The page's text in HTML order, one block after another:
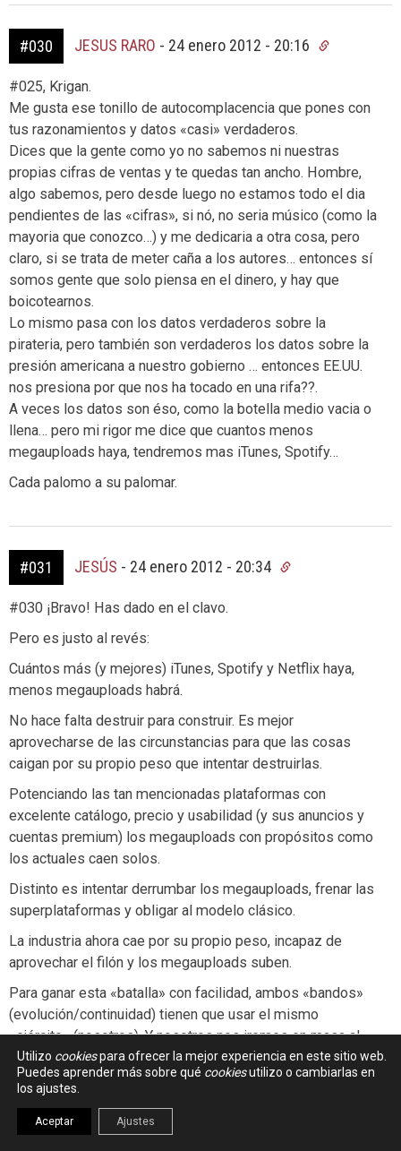
#030 JESUS RARO - 24 enero 2012 - 20:16
#025, Krigan.
Me gusta ese tonillo de autocomplacencia que pones con
tus razonamientos y datos «casi» verdaderos.
Dices que la gente como yo no sabemos ni nuestras
propias cifras de ventas y te quedas tan ancho. Hombre,
algo sabemos, pero desde luego no estamos todo el dia
pendientes de las «cifras», si nó, no seria músico (como la
mayoria que conozco…) y me dedicaria a otra cosa, pero
claro, si se trata de meter caña a los autores… entonces sí
somos gente que solo piensa en el dinero, y hay que
boicotearnos.
Lo mismo pasa con los datos verdaderos sobre la
pirateria, pero también son verdaderos los datos sobre la
presión americana a nuestro gobierno … entonces EE.UU.
nos presiona por que nos ha tocado en una rifa??.
A veces los datos son éso, como la botella medio vacia o
llena… pero mi rigor me dice que cuantos menos
megauploads haya, tendremos mas iTunes, Spotify…
Cada palomo a su palomar.
#031 JESÚS - 24 enero 2012 - 20:34
#030 ¡Bravo! Has dado en el clavo.
Pero es justo al revés:
Cuántos más (y mejores) iTunes, Spotify y Netflix haya,
menos megauploads habrá.
No hace falta destruir para construir. Es mejor
aprovecharse de las circunstancias para que las cosas
caigan por su propio peso que intentar destruirlas.
Potenciando las tan mencionadas plataformas con
excelente catálogo, precio y usabilidad (y sus anuncios y
cuentas premium) los megauploads con propósitos como
los actuales caen solos.
Distinto es intentar derrumbar los megauploads, frenar las
superplataformas y obligar al modelo clásico.
La industria ahora cae por su propio peso, incapaz de
aprovechar el filón y los megauploads suben.
Para ganar esta «batalla» con facilidad, ambos «bandos»
(evolución/continuidad) tienen que usar el mismo
«ejército» (nosotros). Y nosotros nos iremos en masa al
«ejército» que nos proporciones mejores condiciones y así
lo defenderemos hasta que alguien venga con una oferta
mejor o cambien las condiciones del terreno.
Utilizo cookiespara ofrecer la mejor experiencia en este sitio web.
Puedes aprender más sobre qué cookiesutilizo o cambiarlas en
los ajustes.
Aceptar Ajustes